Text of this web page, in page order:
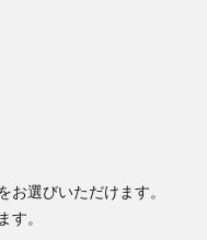
お選びいただけます。
す。